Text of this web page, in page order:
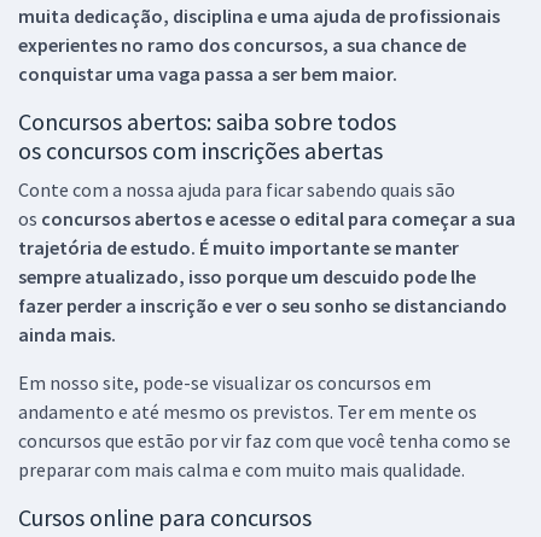
muita dedicação, disciplina e uma ajuda de profissionais
experientes no ramo dos concursos, a sua chance de
conquistar uma vaga passa a ser bem maior.
Concursos abertos: saiba sobre todos
os concursos com inscrições abertas
Conte com a nossa ajuda para ficar sabendo quais são
os concursos abertos e acesse o edital para começar a sua
trajetória de estudo. É muito importante se manter
sempre atualizado, isso porque um descuido pode lhe
fazer perder a inscrição e ver o seu sonho se distanciando
ainda mais.
Em nosso site, pode-se visualizar os concursos em
andamento e até mesmo os previstos. Ter em mente os
concursos que estão por vir faz com que você tenha como se
preparar com mais calma e com muito mais qualidade.
Cursos online para concursos